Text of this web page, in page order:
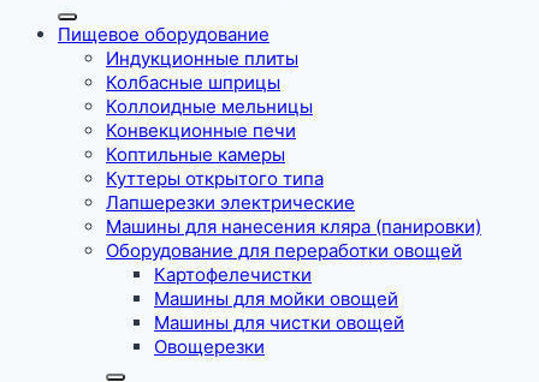
Пищевое оборудование
Индукционные плиты
Колбасные шприцы
Коллоидные мельницы
Конвекционные печи
Коптильные камеры
Куттеры открытого типа
Лапшерезки электрические
Машины для нанесения кляра (панировки)
Оборудование для переработки овощей
Картофелечистки
Машины для мойки овощей
Машины для чистки овощей
Овощерезки